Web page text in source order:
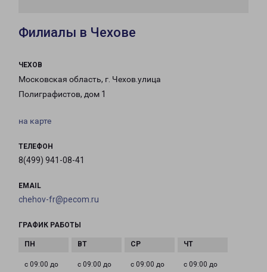
Филиалы в Чехове
ЧЕХОВ
Московская область, г. Чехов.улица
Полиграфистов, дом 1
на карте
ТЕЛЕФОН
8(499) 941-08-41
EMAIL
chehov-fr@pecom.ru
ГРАФИК РАБОТЫ
с 09:00 до
с 09:00 до
с 09:00 до
с 09:00 до